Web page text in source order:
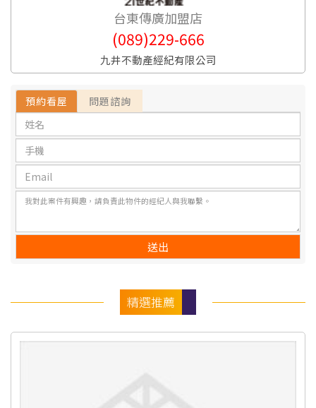
台東傳廣加盟店
(089)229-666
九井不動產經紀有限公司
預約看屋 問題諮詢
精選推薦